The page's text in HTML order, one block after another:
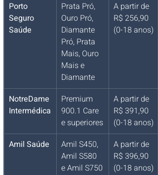
Porto
Seguro
Saúde
Prata Pró,
Ouro Pró,
Diamante
Pró, Prata
Mais, Ouro
Mais e
Diamante
A partir de
R$ 256,90
(0-18 anos)
NotreDame
Intermédica
Premium
900.1 Care
e superiores
A partir de
R$ 391,90
(0-18 anos)
Amil Saúde
Amil S450,
Amil S580
e Amil S750
A partir de
R$ 396,90
(0-18 anos)